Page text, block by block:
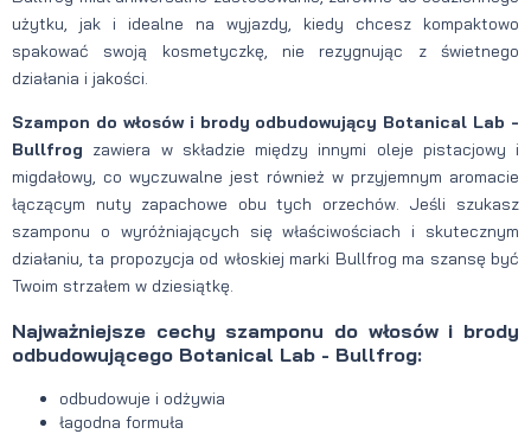
użytku, jak i idealne na wyjazdy, kiedy chcesz kompaktowo
spakować swoją kosmetyczkę, nie rezygnując z świetnego
działania i jakości.
Szampon do włosów i brody odbudowujący Botanical Lab -
Bullfrog zawiera w składzie między innymi oleje pistacjowy i
migdałowy, co wyczuwalne jest również w przyjemnym aromacie
łączącym nuty zapachowe obu tych orzechów. Jeśli szukasz
szamponu o wyróżniających się właściwościach i skutecznym
działaniu, ta propozycja od włoskiej marki Bullfrog ma szansę być
Twoim strzałem w dziesiątkę.
Najważniejsze cechy szamponu do włosów i brody
odbudowującego Botanical Lab - Bullfrog:
odbudowuje i odżywia
łagodna formuła